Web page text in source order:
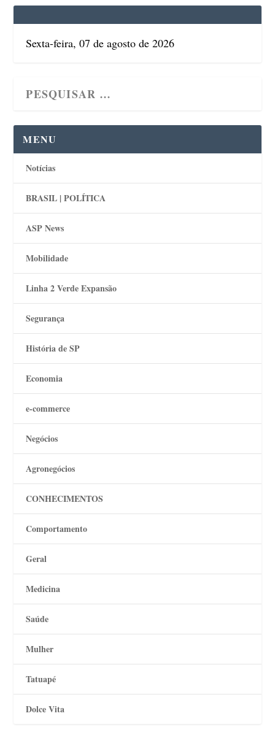
Sexta-feira, 07 de agosto de 2026
MENU
Notícias
BRASIL | POLÍTICA
ASP News
Mobilidade
Linha 2 Verde Expansão
Segurança
História de SP
Economia
e-commerce
Negócios
Agronegócios
CONHECIMENTOS
Comportamento
Geral
Medicina
Saúde
Mulher
Tatuapé
Dolce Vita